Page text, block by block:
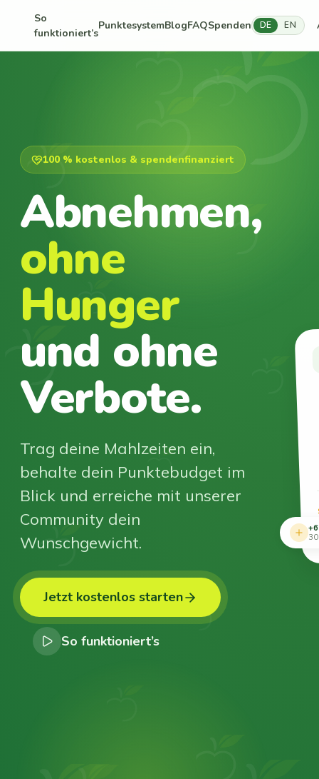
So
funktioniert’s
PunktesystemBlogFAQSpenden DE EN
100 % kostenlos & spendenfinanziert
Abnehmen,
ohne
Hunger
und ohne
Verbote.
Trag deine Mahlzeiten ein,
behalte dein Punktebudget im
Blick und erreiche mit unserer
Community dein
Wunschgewicht.
Jetzt kostenlos starten
So funktioniert’s